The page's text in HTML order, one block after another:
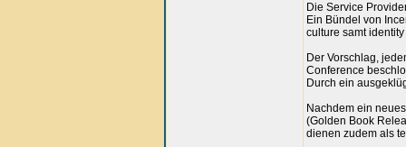
Die Service
Ein Bündel von
culture samt
Der Vorschlag,
Conference
Durch ein
Nachdem ein
(Golden Book
dienen zudem als